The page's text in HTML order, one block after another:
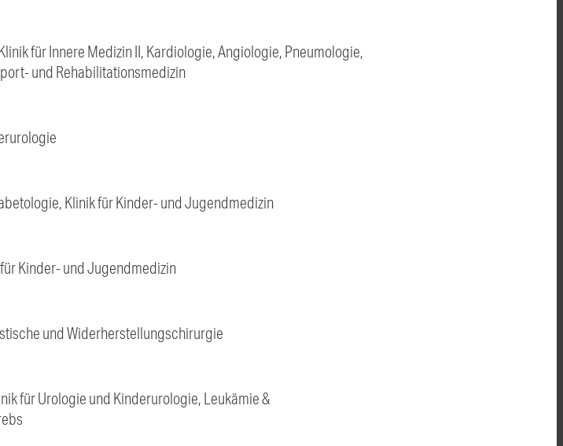
für Innere Medizin II, Kardiologie, Angiologie, Pneumologie,
und Rehabilitationsmedizin
Klinik für Kinder- und Jugendmedizin
Kinder- und Jugendmedizin
und Widerherstellungschirurgie
für Urologie und Kinderurologie, Leukämie &